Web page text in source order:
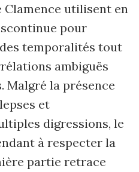
Clamence utilisent en
pour
temporalités tout
ambiguës
Malgré la présence
et
digressions, le
à respecter la
partie retrace